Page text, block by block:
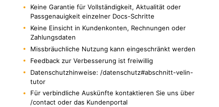
Keine Garantie für Vollständigkeit, Aktualität oder
Passgenauigkeit einzelner Docs-Schritte
Keine Einsicht in Kundenkonten, Rechnungen oder
Zahlungsdaten
Missbräuchliche Nutzung kann eingeschränkt werden
Feedback zur Verbesserung ist freiwillig
Datenschutzhinweise: /datenschutz#abschnitt-velin-
tutor
Für verbindliche Auskünfte kontaktieren Sie uns über
/contact oder das Kundenportal